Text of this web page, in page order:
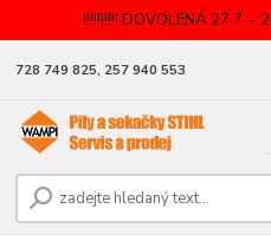
!!!!!!!!!! DOVOLENÁ 27.7. -
728 749 825, 257 940 553